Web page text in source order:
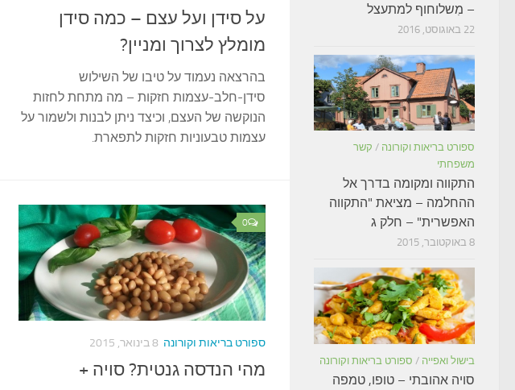
על סידן ועל עצם – כמה סידן
מומלץ לצרוך ומניין?
בהרצאה נעמוד על טיבו של השילוש
סידן-חלב-עצמות חזקות – מה מתחת לחזות
הנוקשה של העצם, וכיצד ניתן לבנות ולשמור על
עצמות טבעוניות חזקות לתפארת.
0
ספורט בריאות וקורונה 8 בינואר, 2015
מהי הנדסה גנטית? סויה +
– מִשלוחוף למתעצל
22 באוגוסט, 2016
ספורט בריאות וקורונה / קשר
משפחתי
התקווה ומקומה בדרך אל
ההחלמה – מציאת "התקווה
האפשרית" – חלק ג
8 באוקטובר, 2015
בישול ואפייה / ספורט בריאות וקורונה
סויה אהובתי – טופו, טמפה